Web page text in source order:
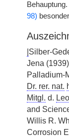
98)
Silber-
Jena
Palladium-
Dr. rer. nat.
Mitgl. d.
and
Willis R.
Corrosion